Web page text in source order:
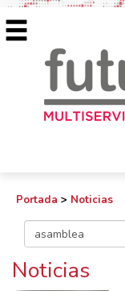
Portada > Noticias
Noticias